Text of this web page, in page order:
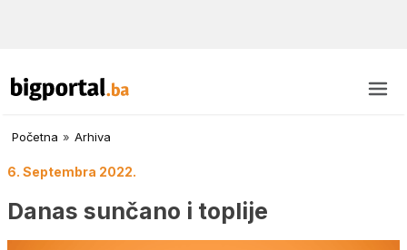
Početna » Arhiva
6. Septembra 2022.
Danas sunčano i toplije